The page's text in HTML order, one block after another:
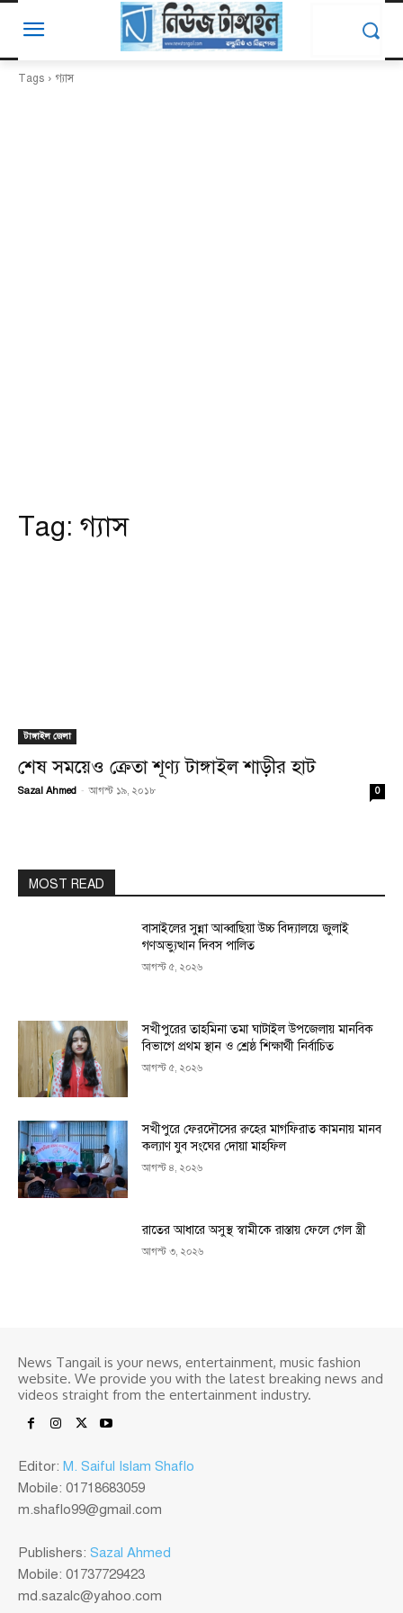
Tags গ্যাস
Tag: গ্যাস
টাঙ্গাইল জেলা
শেষ সময়েও ক্রেতা শূণ্য টাঙ্গাইল শাড়ীর হাট
Sazal Ahmed - আগস্ট ১৯, ২০১৮ 0
MOST READ
বাসাইলের সুন্না আব্বাছিয়া উচ্চ বিদ্যালয়ে জুলাই
গণঅভ্যুত্থান দিবস পালিত
আগস্ট ৫, ২০২৬
সখীপুরের তাহমিনা তমা ঘাটাইল উপজেলায় মানবিক
বিভাগে প্রথম স্থান ও শ্রেষ্ঠ শিক্ষার্থী নির্বাচিত
আগস্ট ৫, ২০২৬
সখীপুরে ফেরদৌসের রুহের মাগফিরাত কামনায় মানব
কল্যাণ যুব সংঘের দোয়া মাহফিল
আগস্ট ৪, ২০২৬
রাতের আধারে অসুস্থ স্বামীকে রাস্তায় ফেলে গেল স্ত্রী
আগস্ট ৩, ২০২৬
News Tangail is your news, entertainment, music fashion
website. We provide you with the latest breaking news and
videos straight from the entertainment industry.
Editor: M. Saiful Islam Shaflo
Mobile: 01718683059
m.shaflo99@gmail.com
Publishers: Sazal Ahmed
Mobile: 01737729423
md.sazalc@yahoo.com